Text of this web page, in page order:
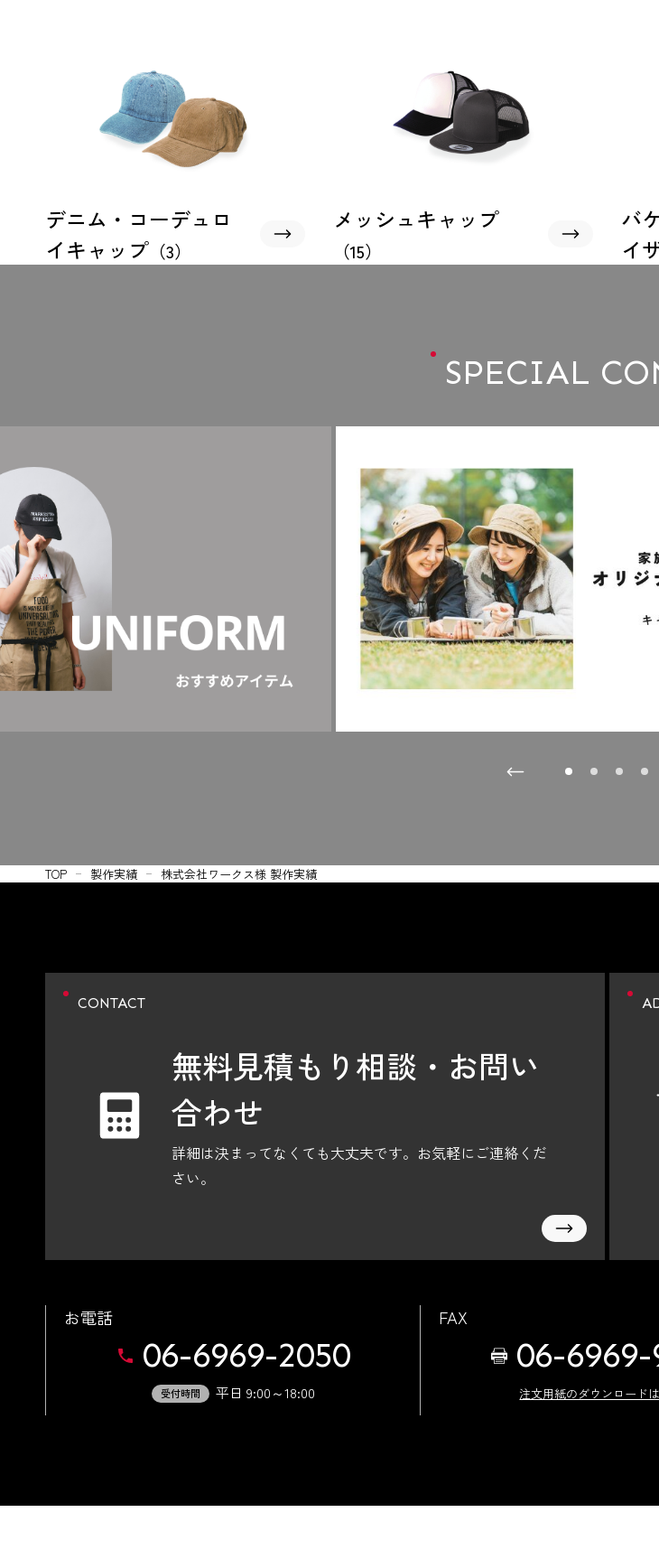
デニム・コーデュロ
イキャップ （3）
メッシュキャップ
（15）
バ
イ
SPECIAL
TOP 製作実績 株式会社ワークス様 製作実績
CONTACT
無料見積もり相談・ お問い
合わせ
詳細は決まってなくても大丈夫です。 お気軽にご連絡くだ
さい。
お電話
06-6969-2050
受付時間 平日 9:00～18:00
FAX
06-
注文用紙のダウンロード